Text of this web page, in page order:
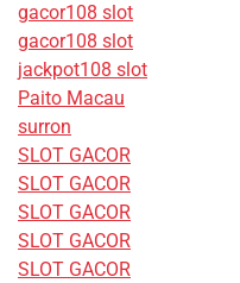
gacor108 slot
gacor108 slot
jackpot108 slot
Paito Macau
surron
SLOT GACOR
SLOT GACOR
SLOT GACOR
SLOT GACOR
SLOT GACOR